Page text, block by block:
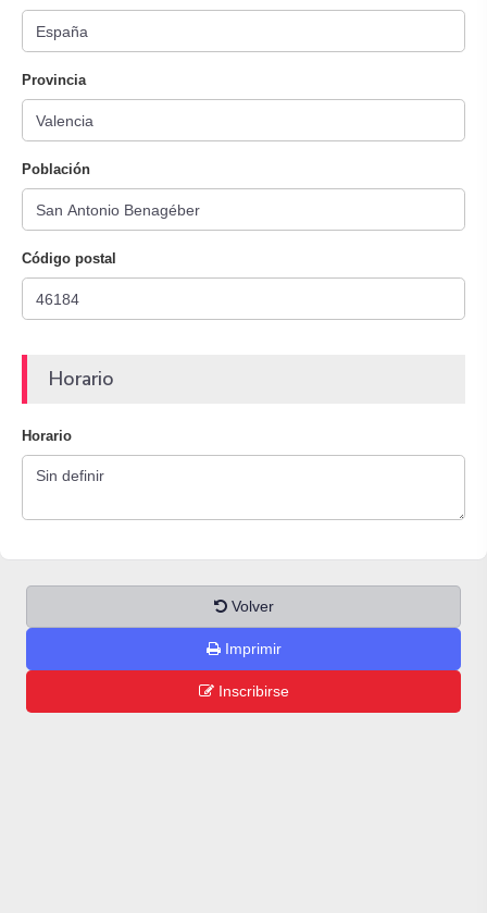
Provincia
Población
Código postal
Horario
Horario
Volver
Imprimir
Inscribirse